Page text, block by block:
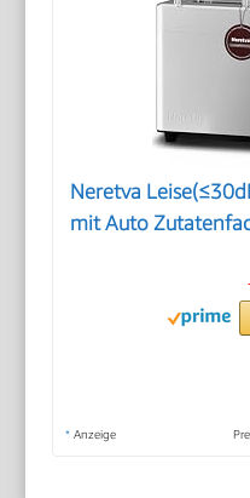
Neretva
mit Auto
* Anzeige